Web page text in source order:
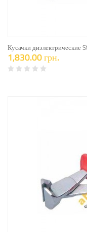
Кусачки диэлектрические
1,830.00 грн.